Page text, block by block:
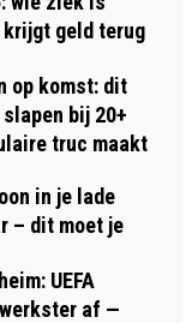
geld terug
op komst: dit
bij 20+
truc maakt
in je lade
– dit moet je
UEFA
af —